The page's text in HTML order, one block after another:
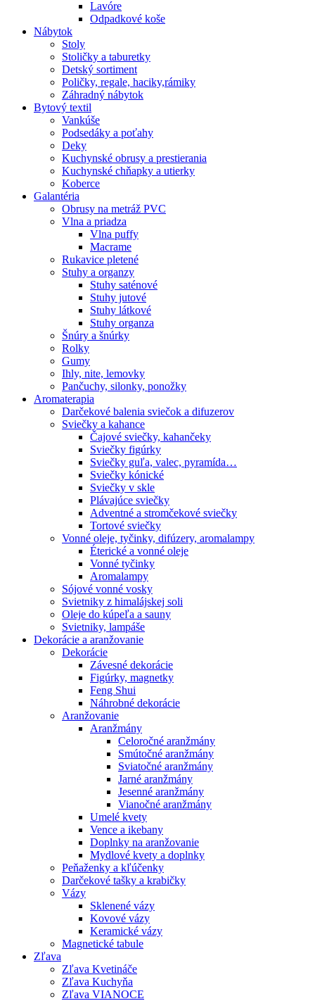
Lavóre
Odpadkové koše
Nábytok
Stoly
Stoličky a taburetky
Detský sortiment
Poličky, regale, haciky,rámiky
Záhradný nábytok
Bytový textil
Vankúše
Podsedáky a poťahy
Deky
Kuchynské obrusy a prestierania
Kuchynské chňapky a utierky
Koberce
Galantéria
Obrusy na metráž PVC
Vlna a priadza
Vlna puffy
Macrame
Rukavice pletené
Stuhy a organzy
Stuhy saténové
Stuhy jutové
Stuhy látkové
Stuhy organza
Šnúry a šnúrky
Rolky
Gumy
Ihly, nite, lemovky
Pančuchy, silonky, ponožky
Aromaterapia
Darčekové balenia sviečok a difuzerov
Sviečky a kahance
Čajové sviečky, kahančeky
Sviečky figúrky
Sviečky guľa, valec, pyramída…
Sviečky kónické
Sviečky v skle
Plávajúce sviečky
Adventné a stromčekové sviečky
Tortové sviečky
Vonné oleje, tyčinky, difúzery, aromalampy
Éterické a vonné oleje
Vonné tyčinky
Aromalampy
Sójové vonné vosky
Svietniky z himalájskej soli
Oleje do kúpeľa a sauny
Svietniky, lampáše
Dekorácie a aranžovanie
Dekorácie
Závesné dekorácie
Figúrky, magnetky
Feng Shui
Náhrobné dekorácie
Aranžovanie
Aranžmány
Celoročné aranžmány
Smútočné aranžmány
Sviatočné aranžmány
Jarné aranžmány
Jesenné aranžmány
Vianočné aranžmány
Umelé kvety
Vence a ikebany
Doplnky na aranžovanie
Mydlové kvety a doplnky
Peňaženky a kľúčenky
Darčekové tašky a krabičky
Vázy
Sklenené vázy
Kovové vázy
Keramické vázy
Magnetické tabule
Zľava
Zľava Kvetináče
Zľava Kuchyňa
Zľava VIANOCE